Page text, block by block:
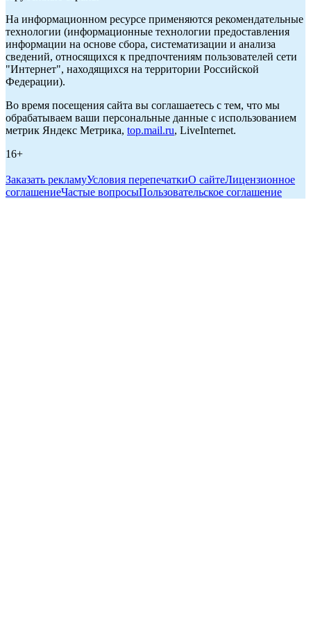
На информационном ресурсе применяются рекомендательные
технологии (информационные технологии предоставления
информации на основе сбора, систематизации и анализа
сведений, относящихся к предпочтениям пользователей сети
"Интернет", находящихся на территории Российской
Федерации).
Во время посещения сайта вы соглашаетесь с тем, что мы
обрабатываем ваши персональные данные с использованием
метрик Яндекс Метрика, top.mail.ru, LiveInternet.
16+
Заказать рекламуУсловия перепечаткиО сайтеЛицензионное
соглашениеЧастые вопросыПользовательское соглашение